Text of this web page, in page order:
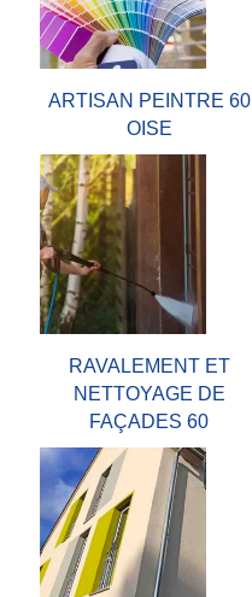
ARTISAN PEINTRE 60
OISE
RAVALEMENT ET
NETTOYAGE DE
FAÇADES 60